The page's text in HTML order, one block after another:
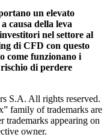
un elevato
causa della leva
nel settore al
di CFD con questo
come funzionano i
di perdere
S.A. All rights reserved.
family of trademarks are
appearing on
owner.